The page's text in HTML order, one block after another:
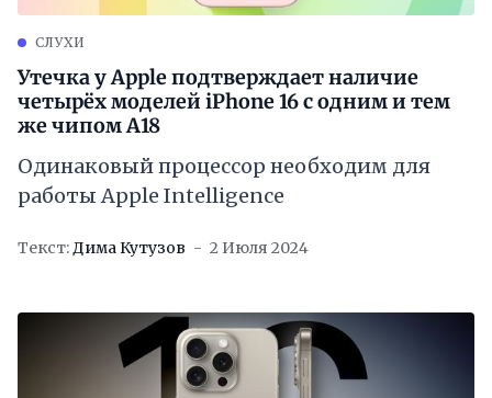
СЛУХИ
Утечка у Apple подтверждает наличие
четырёх моделей iPhone 16 с одним и тем
же чипом A18
Одинаковый процессор необходим для
работы Apple Intelligence
Текст:Дима Кутузов 2 Июля 2024